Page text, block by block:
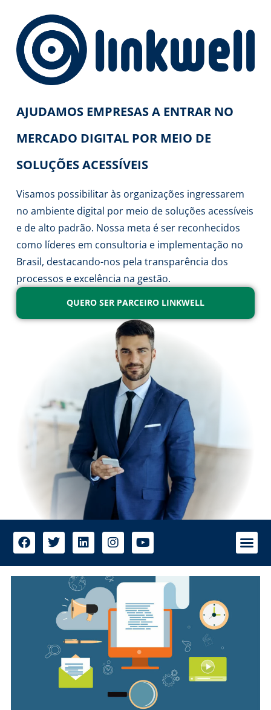
AJUDAMOS EMPRESAS A ENTRAR NO
MERCADO DIGITAL POR MEIO DE
SOLUÇÕES ACESSÍVEIS
Visamos possibilitar às organizações ingressarem
no ambiente digital por meio de soluções acessíveis
e de alto padrão. Nossa meta é ser reconhecidos
como líderes em consultoria e implementação no
Brasil, destacando-nos pela transparência dos
processos e excelência na gestão.
QUERO SER PARCEIRO LINKWELL